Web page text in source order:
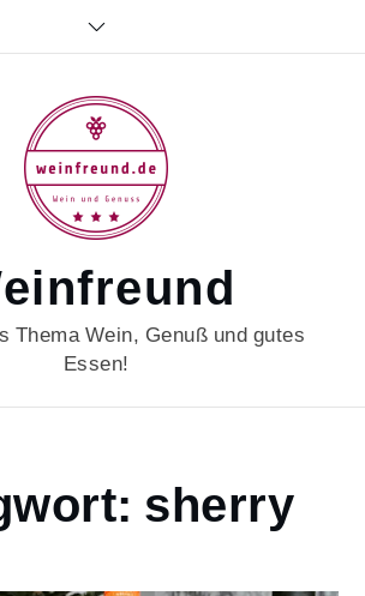
Thema Wein, Genuß und gutes
Essen!
sherry